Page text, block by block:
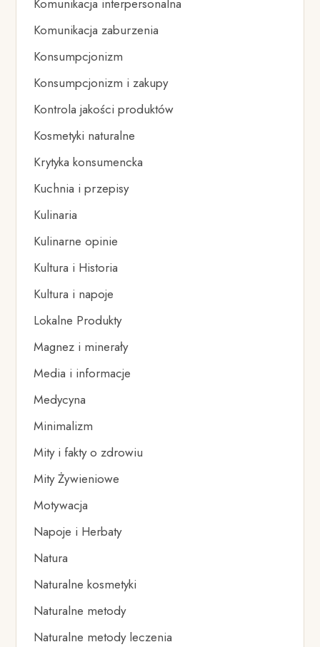
Komunikacja interpersonalna
Komunikacja zaburzenia
Konsumpcjonizm
Konsumpcjonizm i zakupy
Kontrola jakości produktów
Kosmetyki naturalne
Krytyka konsumencka
Kuchnia i przepisy
Kulinaria
Kulinarne opinie
Kultura i Historia
Kultura i napoje
Lokalne Produkty
Magnez i minerały
Media i informacje
Medycyna
Minimalizm
Mity i fakty o zdrowiu
Mity Żywieniowe
Motywacja
Napoje i Herbaty
Natura
Naturalne kosmetyki
Naturalne metody
Naturalne metody leczenia